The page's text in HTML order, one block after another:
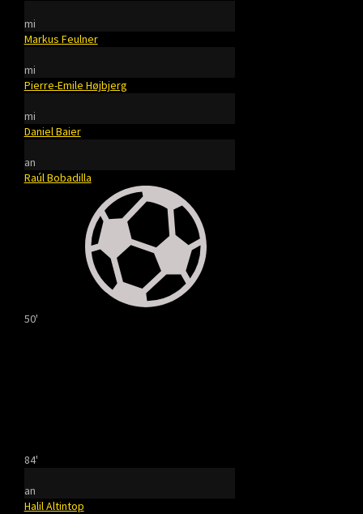
mi
Markus Feulner
mi
Pierre-Emile Højbjerg
mi
Daniel Baier
an
Raúl Bobadilla
50'
84'
an
Halil Altintop